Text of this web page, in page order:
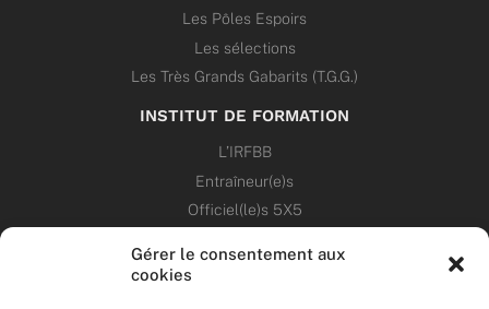
Gérer le consentement aux
cookies
Les Pôles Espoirs
Les sélections
Les Très Grands Gabarits (T.G.G.)
INSTITUT DE FORMATION
L’IRFBB
Entraîneur(e)s
Officiel(le)s 5X5